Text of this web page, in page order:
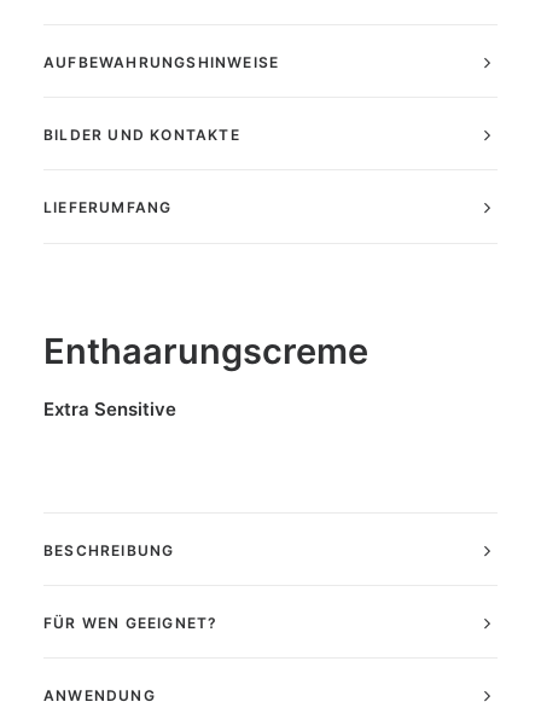
AUFBEWAHRUNGSHINWEISE
BILDER UND KONTAKTE
LIEFERUMFANG
Enthaarungscreme
Extra Sensitive
BESCHREIBUNG
FÜR WEN GEEIGNET?
ANWENDUNG